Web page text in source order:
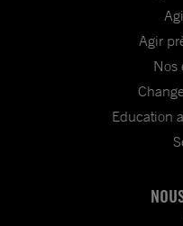
Agir
Nos
Education